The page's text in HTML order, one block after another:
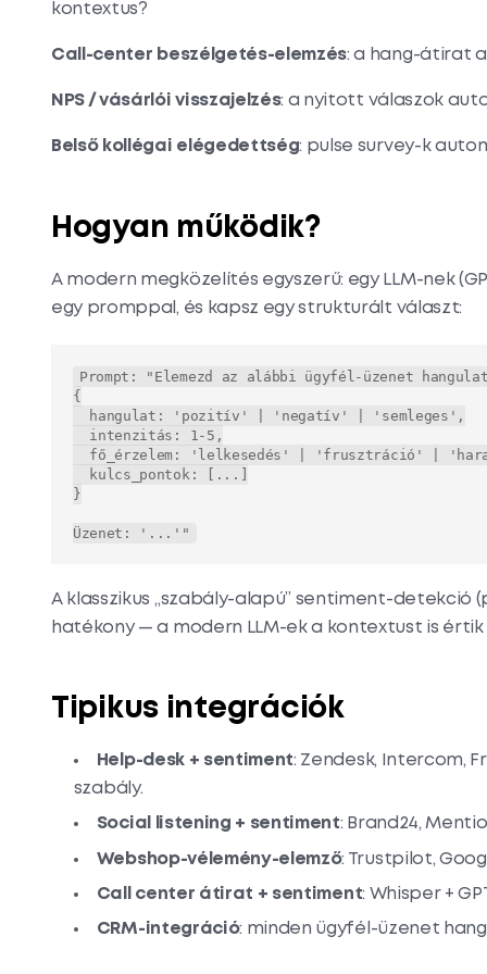
kontextus?
Call-center beszélgetés-elemzés: a hang-átirat
NPS / vásárlói visszajelzés: a nyitott válaszok
Belső kollégai elégedettség: pulse survey-k
Hogyan működik?
A modern megközelítés egyszerű: egy LLM-nek
egy promppal, és kapsz egy strukturált választ:
Prompt: "Elemezd az alábbi ügyfél-üzenet
{
}
Üzenet: '...'"
A klasszikus „szabály-alapú” sentiment-
hatékony — a modern LLM-ek a kontextust is
Tipikus integrációk
Help-desk + sentiment: Zendesk, Intercom,
szabály.
Social listening + sentiment: Brand24,
Webshop-vélemény-elemző: Trustpilot,
Call center átirat + sentiment: Whisper +
CRM-integráció: minden ügyfél-üzenet